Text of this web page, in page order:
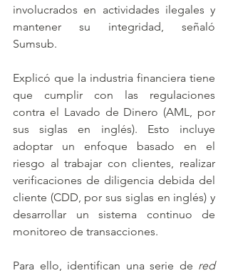
involucrados en actividades ilegales y
mantener su integridad, señaló
Sumsub.
Explicó que la industria financiera tiene
que cumplir con las regulaciones
contra el Lavado de Dinero (AML, por
sus siglas en inglés). Esto incluye
adoptar un enfoque basado en el
riesgo al trabajar con clientes, realizar
verificaciones de diligencia debida del
cliente (CDD, por sus siglas en inglés) y
desarrollar un sistema continuo de
monitoreo de transacciones.
Para ello, identifican una serie de red